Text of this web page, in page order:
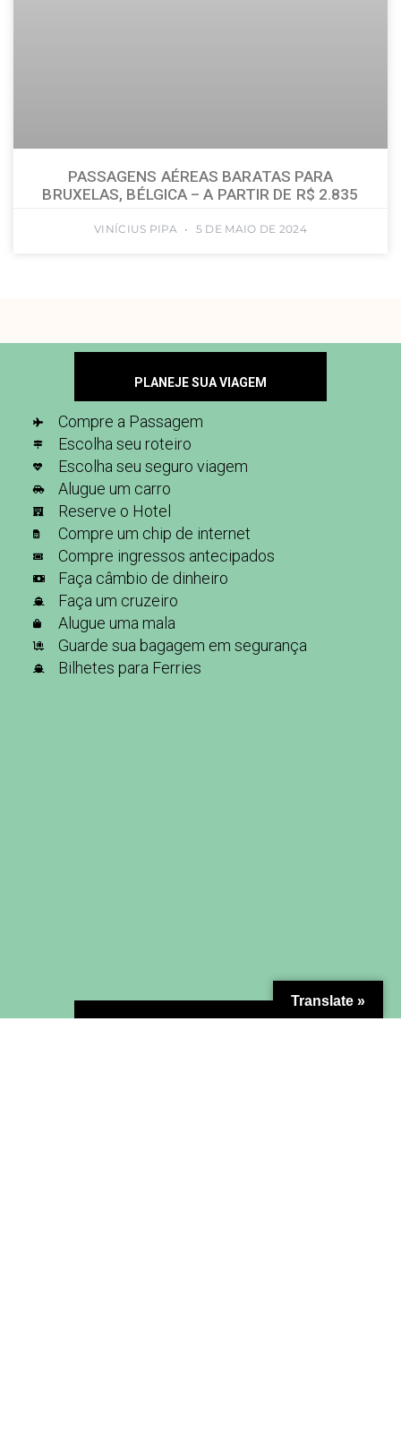
PASSAGENS AÉREAS BARATAS PARA
BRUXELAS, BÉLGICA – A PARTIR DE R$ 2.835
VINÍCIUS PIPA 5 DE MAIO DE 2024
PLANEJE SUA VIAGEM
Compre a Passagem
Escolha seu roteiro
Escolha seu seguro viagem
Alugue um carro
Reserve o Hotel
Compre um chip de internet
Compre ingressos antecipados
Faça câmbio de dinheiro
Faça um cruzeiro
Alugue uma mala
Guarde sua bagagem em segurança
Bilhetes para Ferries
Translate »